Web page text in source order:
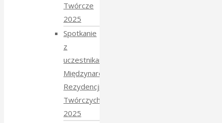
Twórcze
2025
Spotkanie
z
uczestnikami
Międzynarodowych
Rezydencji
Twórczych
2025